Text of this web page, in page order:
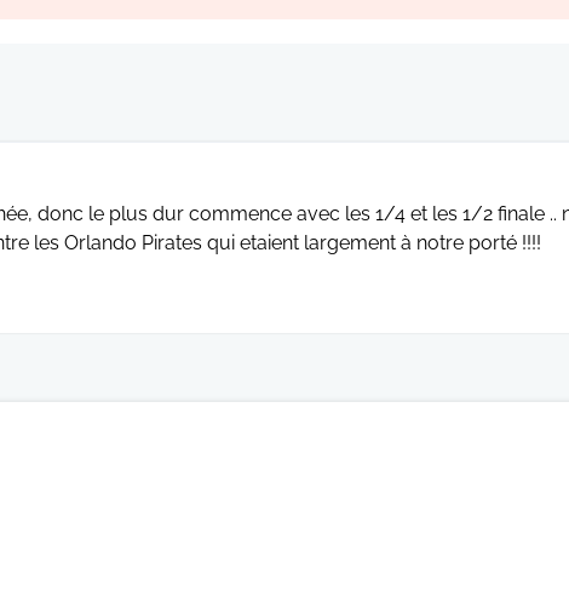
donc le plus dur commence avec les 1/4 et les 1/2 finale ..
les Orlando Pirates qui etaient largement à notre porté !!!!